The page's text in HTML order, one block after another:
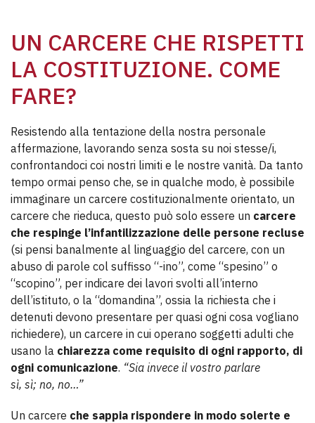
UN CARCERE CHE RISPETTI
LA COSTITUZIONE. COME
FARE?
Resistendo alla tentazione della nostra personale
affermazione, lavorando senza sosta su noi stesse/i,
confrontandoci coi nostri limiti e le nostre vanità. Da tanto
tempo ormai penso che, se in qualche modo, è possibile
immaginare un carcere costituzionalmente orientato, un
carcere che rieduca, questo può solo essere un carcere
che respinge l’infantilizzazione delle persone recluse
(si pensi banalmente al linguaggio del carcere, con un
abuso di parole col suffisso “-ino”, come “spesino” o
“scopino”, per indicare dei lavori svolti all’interno
dell’istituto, o la “domandina”, ossia la richiesta che i
detenuti devono presentare per quasi ogni cosa vogliano
richiedere), un carcere in cui operano soggetti adulti che
usano la chiarezza come requisito di ogni rapporto, di
ogni comunicazione. “Sia invece il vostro parlare
sì, sì; no, no…”
Un carcere che sappia rispondere in modo solerte e